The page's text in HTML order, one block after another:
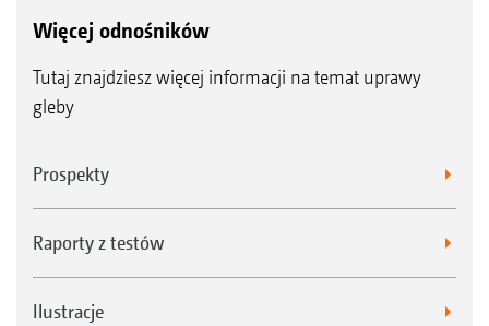
Więcej odnośników
Tutaj znajdziesz więcej informacji na temat uprawy
gleby
Prospekty
Raporty z testów
Ilustracje